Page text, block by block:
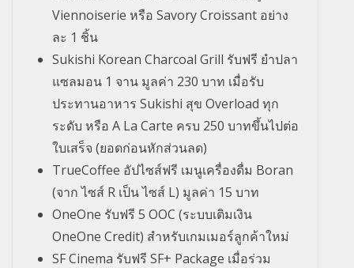
Viennoiserie หรือ Savory Croissant อย่าง
ละ 1 ชิ้น
Sukishi Korean Charcoal Grill รับฟรี ยำปลา
แซลมอน 1 จาน มูลค่า 230 บาท เมื่อรับ
ประทานอาหาร Sukishi สุข Overload ทุก
ระดับ หรือ A La Carte ครบ 250 บาทขึ้นไปต่อ
ใบเสร็จ (ยอดก่อนหักส่วนลด)
TrueCoffee อัปไซส์ฟรี เมนูเครื่องดื่ม Boran
(จาก ไซส์ R เป็น ไซส์ L) มูลค่า 15 บาท
OneOne รับฟรี 5 OOC (ระบบเติมเงิน
OneOne Credit) สำหรับเกมเมอร์ลูกค้าใหม่
SF Cinema รับฟรี SF+ Package เมื่อร่วม